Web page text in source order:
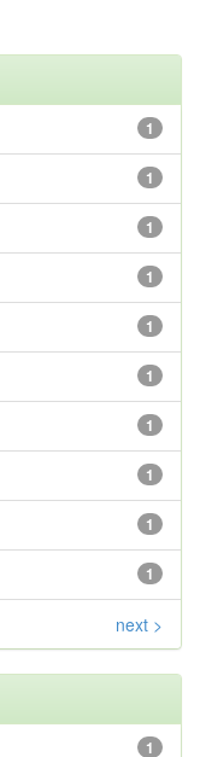
1
1
1
1
1
1
1
1
1
1
next >
1